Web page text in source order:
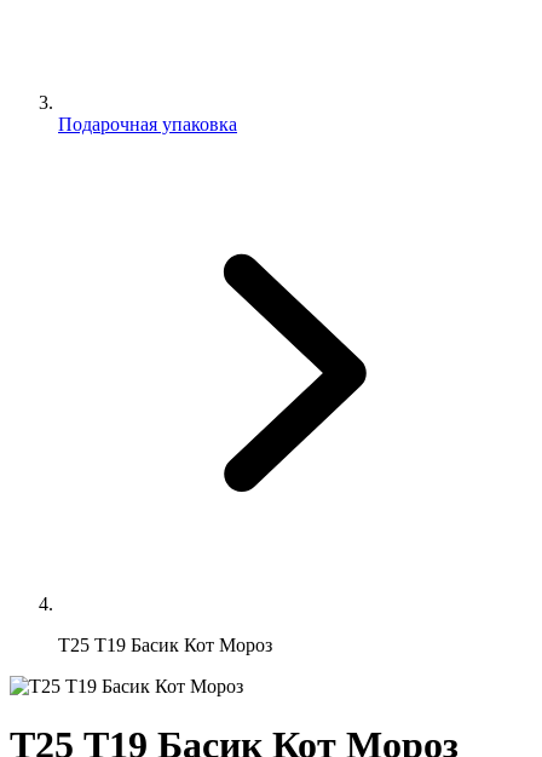
Подарочная упаковка
Т25 Т19 Басик Кот Мороз
Т25 Т19 Басик Кот Мороз